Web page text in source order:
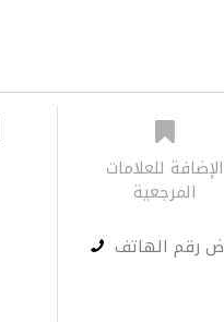
الإضافة للعلامات
المرجعية
رقم الهاتف